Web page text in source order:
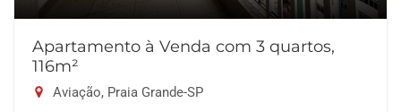
Apartamento à Venda com 3 quartos,
116m²
Aviação, Praia Grande-SP